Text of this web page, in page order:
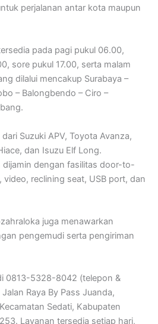
perjalanan antar kota maupun
pada pagi pukul 06.00,
sore pukul 17.00, serta malam
dilalui mencakup Surabaya –
– Balongbendo – Ciro –
Suzuki APV, Toyota Avanza,
dan Isuzu Elf Long.
dijamin dengan fasilitas door-to-
reclining seat, USB port, dan
juga menawarkan
pengemudi serta pengiriman
0813-5328-8042 (telepon &
Raya By Pass Juanda,
Sedati, Kabupaten
Layanan tersedia setiap hari,